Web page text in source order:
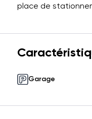
place de
Garage